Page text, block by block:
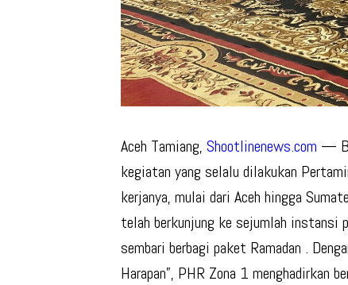
Aceh Tamiang, Shootlinenews.com —
kegiatan yang selalu dilakukan
kerjanya, mulai dari Aceh hingga
telah berkunjung ke sejumlah instansi
sembari berbagi paket Ramadan .
Harapan”, PHR Zona 1 menghadirkan